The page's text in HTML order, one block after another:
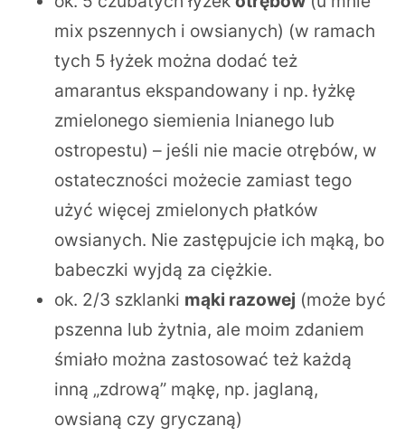
mix pszennych i owsianych) (w ramach
tych 5 łyżek można dodać też
amarantus ekspandowany i np. łyżkę
zmielonego siemienia lnianego lub
ostropestu) – jeśli nie macie otrębów, w
ostateczności możecie zamiast tego
użyć więcej zmielonych płatków
owsianych. Nie zastępujcie ich mąką, bo
babeczki wyjdą za ciężkie.
ok. 2/3 szklanki mąki razowej (może być
pszenna lub żytnia, ale moim zdaniem
śmiało można zastosować też każdą
inną „zdrową” mąkę, np. jaglaną,
owsianą czy gryczaną)